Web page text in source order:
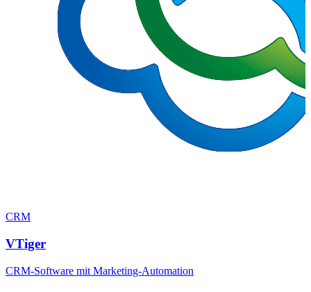
CRM
VTiger
CRM-Software mit Marketing-Automation